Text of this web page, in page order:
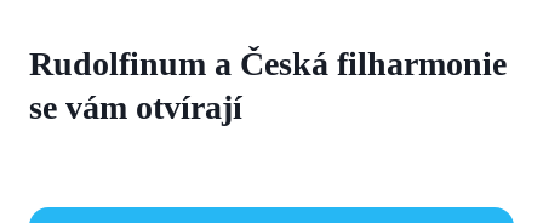
Rudolfinum a Česká filharmonie
se vám otvírají